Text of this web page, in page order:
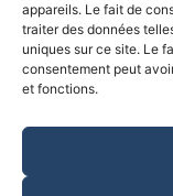
appareils. Le fait de
traiter des données
uniques sur ce site. Le
consentement peut
et fonctions.
Vie privée